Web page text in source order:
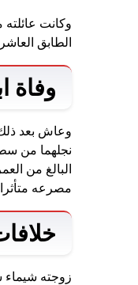
وكانت
الطابق
وفاة
وعاش بعد
نجلهما من
مصرعه
زوجته شيماء